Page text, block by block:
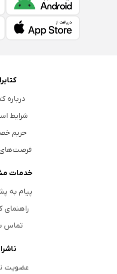
درباره
شرایط
حریم
خدمات
پیام به
راهنمای
تماس
عضویت